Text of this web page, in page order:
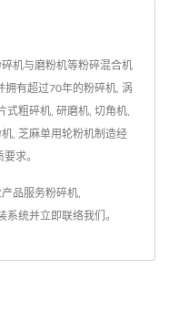
机与磨粉机等粉碎混合机
有超过70年的粉碎机, 涡
式粗碎机, 研磨机, 切角机,
, 芝麻单用轮粉机制造经
求。
品服务粉碎机
系统并 立即联络我们 。